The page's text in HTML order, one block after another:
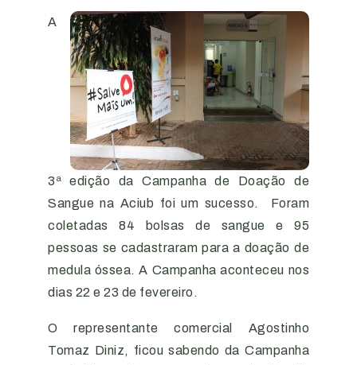
A
3ª edição da Campanha de Doação de
Sangue na Aciub foi um sucesso.
Foram
coletadas 84 bolsas de sangue e 95
pessoas se cadastraram para a doação de
medula óssea. A Campanha aconteceu nos
dias 22 e 23 de fevereiro.
O representante comercial Agostinho
Tomaz Diniz, ficou sabendo da Campanha